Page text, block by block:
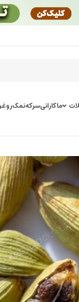
ماکارانیسرکهنمک